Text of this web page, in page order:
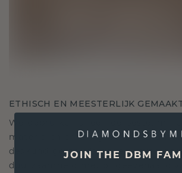
ETHISCH EN MEESTERLIJK
We gebruiken alleen de beste,
materialen en lab-grown diamanten.
deskundige goudsmeden
duurzaamheid met ongeëvenaard
JOIN THE DBM